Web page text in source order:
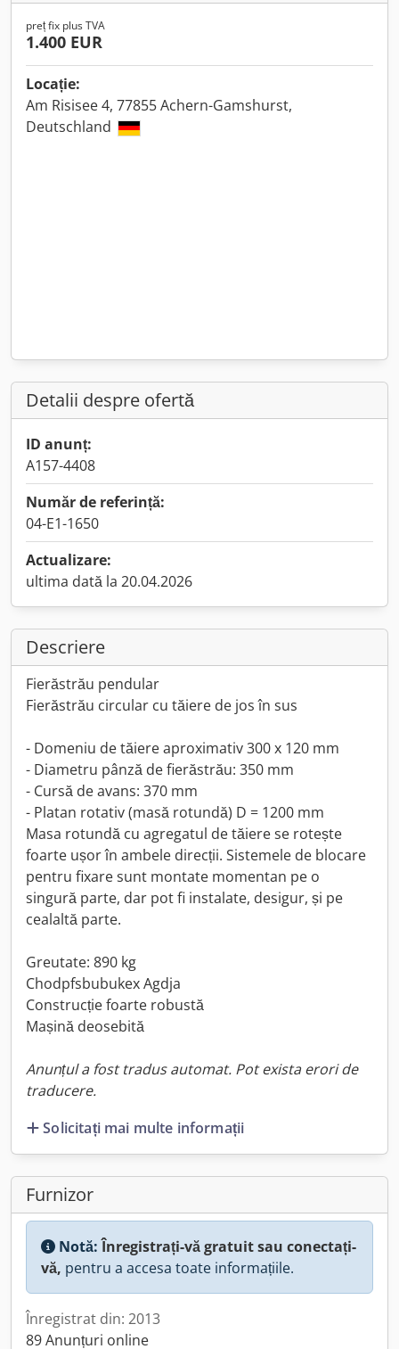
preț fix plus TVA
1.400 EUR
Locație:
Am Risisee 4, 77855 Achern-Gamshurst,
Deutschland
Detalii despre ofertă
ID anunț:
A157-4408
Număr de referință:
04-E1-1650
Actualizare:
ultima dată la 20.04.2026
Descriere
Fierăstrău pendular
Fierăstrău circular cu tăiere de jos în sus
- Domeniu de tăiere aproximativ 300 x 120 mm
- Diametru pânză de fierăstrău: 350 mm
- Cursă de avans: 370 mm
- Platan rotativ (masă rotundă) D = 1200 mm
Masa rotundă cu agregatul de tăiere se rotește
foarte ușor în ambele direcții. Sistemele de blocare
pentru fixare sunt montate momentan pe o
singură parte, dar pot fi instalate, desigur, și pe
cealaltă parte.
Greutate: 890 kg
Chodpfsbubukex Agdja
Construcție foarte robustă
Mașină deosebită
Anunțul a fost tradus automat. Pot exista erori de
traducere.
Solicitați mai multe informații
Furnizor
Notă:Înregistrați-vă gratuit sau conectați-
vă, pentru a accesa toate informațiile.
Înregistrat din: 2013
89 Anunțuri online